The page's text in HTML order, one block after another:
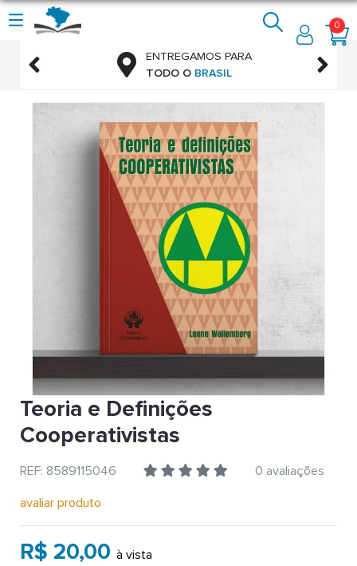
0

ENTREGAMOS PARA
TODO O BRASIL 
Teoria e Definições
Cooperativistas
REF: 8589115046
0 avaliações
avaliar produto
R$ 20,00 à vista